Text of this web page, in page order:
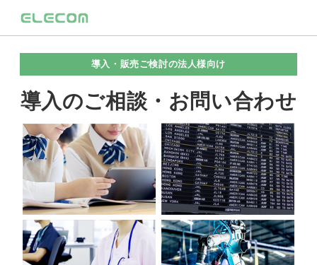
導入・販売ご検討の法人様向け
導入のご相談・お問い合わせ